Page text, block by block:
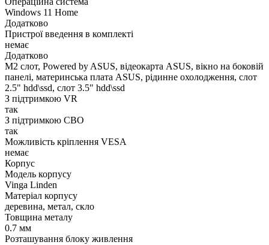
Windows 11 Home
Додатково
Пристрої введення в комплекті
немає
Додатково
M2 слот, Powered by ASUS, відеокарта ASUS, вікно на боковій
панелі, материнська плата ASUS, рідинне охолодження, слот
2.5" hdd\ssd, слот 3.5" hdd\ssd
З підтримкою VR
так
З підтримкою СВО
так
Можливість кріплення VESA
немає
Корпус
Модель корпусу
Vinga Linden
Матеріал корпусу
деревина, метал, скло
Товщина металу
0.7 мм
Розташування блоку живлення